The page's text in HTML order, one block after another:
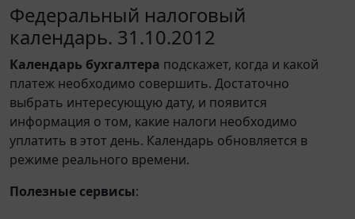
Федеральный налоговый
календарь. 31.10.2012
Календарь бухгалтера подскажет, когда и какой
платеж необходимо совершить. Достаточно
выбрать интересующую дату, и появится
информация о том, какие налоги необходимо
уплатить в этот день. Календарь обновляется в
режиме реального времени.
Полезные сервисы: